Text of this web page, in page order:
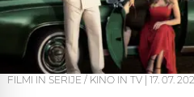
FILMI IN SERIJE / KINO IN TV | 17. 07.